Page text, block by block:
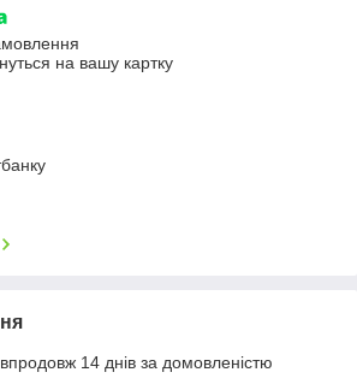
на вашу картку
14 днів за домовленістю